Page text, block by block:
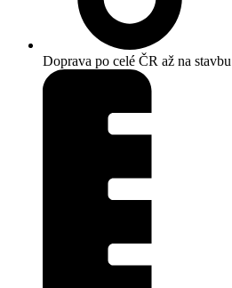
Doprava po celé ČR až na stavbu